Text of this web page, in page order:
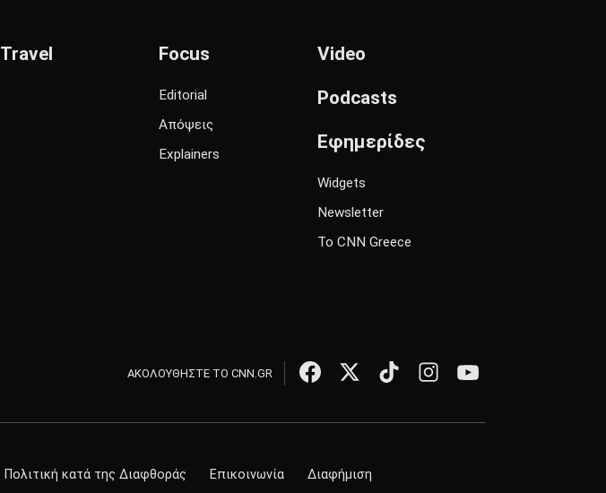
Travel Focus
Editorial
Απόψεις
Explainers
Video
Podcasts
Εφημερίδες
Widgets
Newsletter
Το CNN Greece
ΑΚΟΛΟΥΘΗΣΤΕ ΤΟ CNN.GR
Πολιτική κατά της Διαφθοράς Επικοινωνία Διαφήμιση